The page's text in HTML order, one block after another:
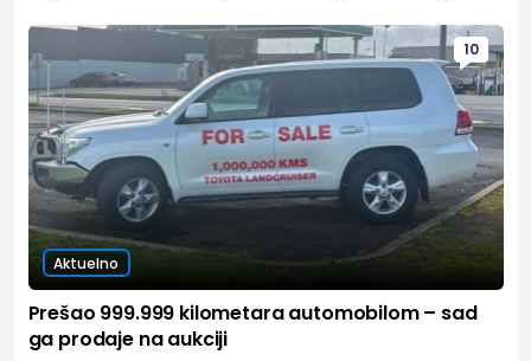
10
Aktuelno
Prešao 999.999 kilometara automobilom – sad
ga prodaje na aukciji